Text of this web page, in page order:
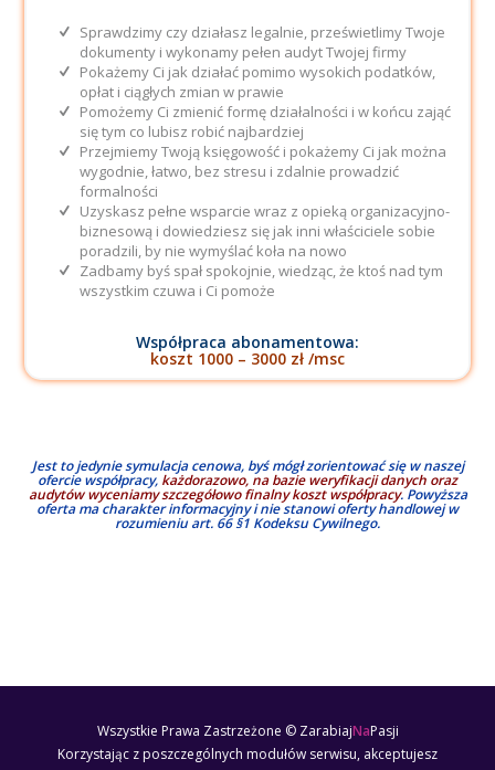
Sprawdzimy czy działasz legalnie, prześwietlimy Twoje
dokumenty i wykonamy pełen audyt Twojej firmy
Pokażemy Ci jak działać pomimo wysokich podatków,
opłat i ciągłych zmian w prawie
Pomożemy Ci zmienić formę działalności i w końcu zająć
się tym co lubisz robić najbardziej
Przejmiemy Twoją księgowość i pokażemy Ci jak można
wygodnie, łatwo, bez stresu i zdalnie prowadzić
formalności
Uzyskasz pełne wsparcie wraz z opieką organizacyjno-
biznesową i dowiedziesz się jak inni właściciele sobie
poradzili, by nie wymyślać koła na nowo
Zadbamy byś spał spokojnie, wiedząc, że ktoś nad tym
wszystkim czuwa i Ci pomoże
Współpraca abonamentowa:
koszt 1000 – 3000 zł /msc
Jest to jedynie symulacja cenowa, byś mógł zorientować się w naszej
ofercie współpracy, każdorazowo, na bazie weryfikacji danych oraz
audytów wyceniamy szczegółowo finalny koszt współpracy. Powyższa
oferta ma charakter informacyjny i nie stanowi oferty handlowej w
rozumieniu art. 66 §1 Kodeksu Cywilnego.
Wszystkie Prawa Zastrzeżone © ZarabiajNaPasji
Korzystając z poszczególnych modułów serwisu, akceptujesz